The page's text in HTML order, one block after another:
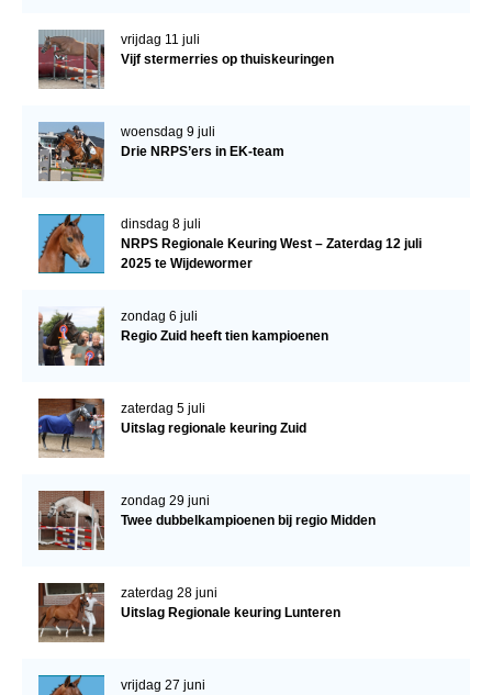
vrijdag 11 juli
Vijf stermerries op thuiskeuringen
woensdag 9 juli
Drie NRPS’ers in EK-team
dinsdag 8 juli
NRPS Regionale Keuring West – Zaterdag 12 juli
2025 te Wijdewormer
zondag 6 juli
Regio Zuid heeft tien kampioenen
zaterdag 5 juli
Uitslag regionale keuring Zuid
zondag 29 juni
Twee dubbelkampioenen bij regio Midden
zaterdag 28 juni
Uitslag Regionale keuring Lunteren
vrijdag 27 juni